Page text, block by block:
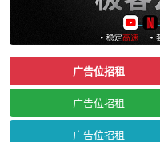
广告位招租
广告位招租
广告位招租